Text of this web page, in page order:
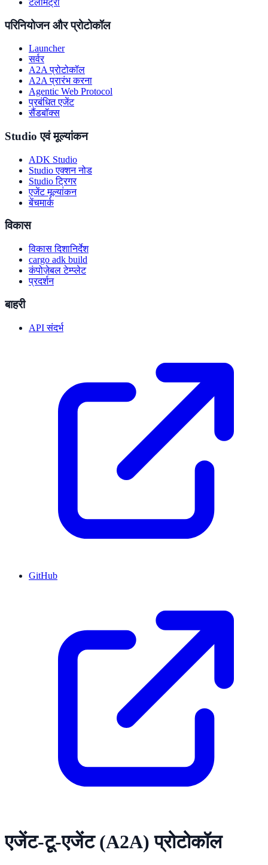
परिनियोजन और प्रोटोकॉल
Launcher
सर्वर
A2A प्रोटोकॉल
A2A प्रारंभ करना
Agentic Web Protocol
प्रबंधित एजेंट
सैंडबॉक्स
Studio एवं मूल्यांकन
ADK Studio
Studio एक्शन नोड
Studio ट्रिगर
एजेंट मूल्यांकन
बेंचमार्क
विकास
विकास दिशानिर्देश
cargo adk build
कंपोज़ेबल टेम्प्लेट
प्रदर्शन
बाहरी
API संदर्भ
GitHub
एजेंट-टू-एजेंट (A2A) प्रोटोकॉल